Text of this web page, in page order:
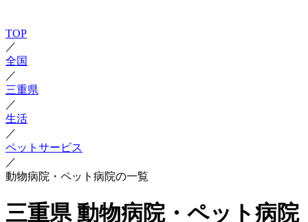
TOP
／
全国
／
三重県
／
生活
／
ペットサービス
／
動物病院・ペット病院の一覧
三重県 動物病院・ペット病院